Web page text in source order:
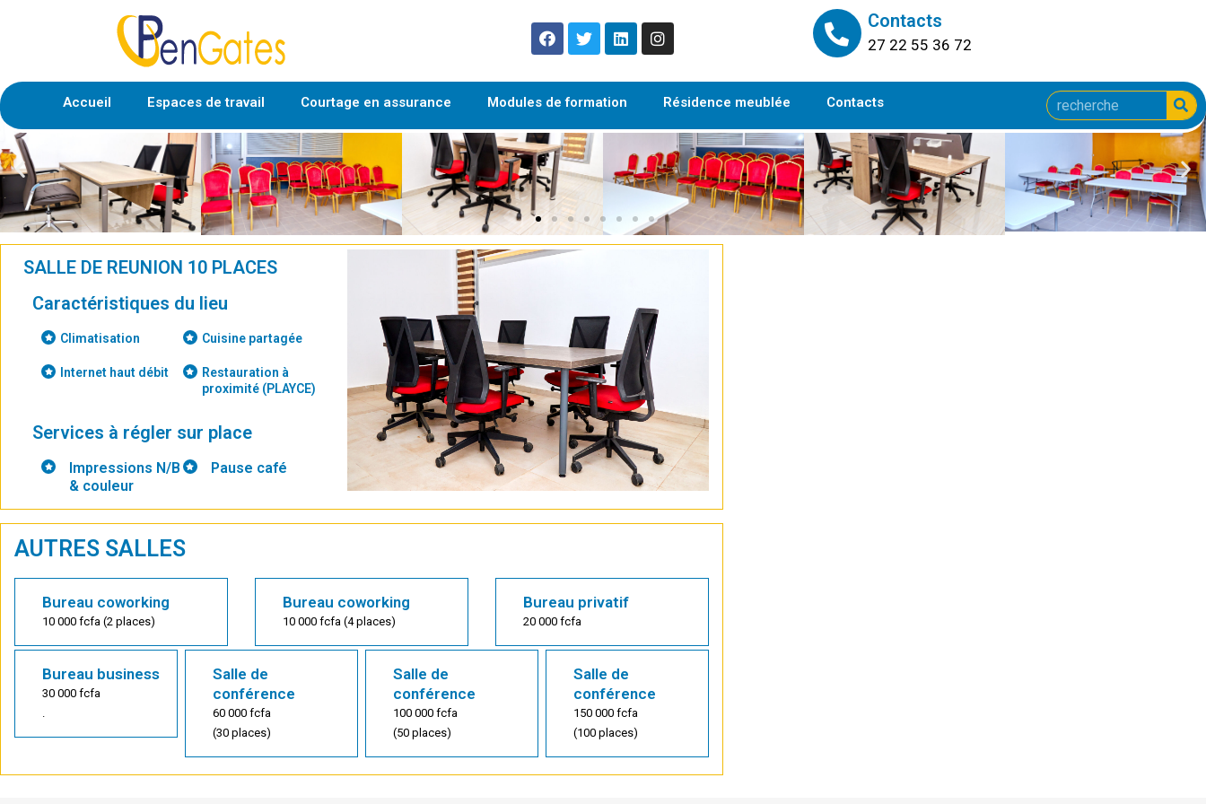
Contacts
27 22 55 36 72
Accueil Espaces de travail Courtage en assurance Modules de formation Résidence meublée Contacts
SALLE DE REUNION 10 PLACES
Caractéristiques du lieu
Climatisation
Internet haut débit
Cuisine partagée
Restauration à
proximité (PLAYCE)
Services à régler sur place
Impressions N/B
& couleur
Pause café
AUTRES SALLES
Bureau coworking
10 000 fcfa (2 places)
Bureau coworking
10 000 fcfa (4 places)
Bureau privatif
20 000 fcfa
Bureau business
30 000 fcfa
.
Salle de
conférence
60 000 fcfa
(30 places)
Salle de
conférence
100 000 fcfa
(50 places)
Salle de
conférence
150 000 fcfa
(100 places)